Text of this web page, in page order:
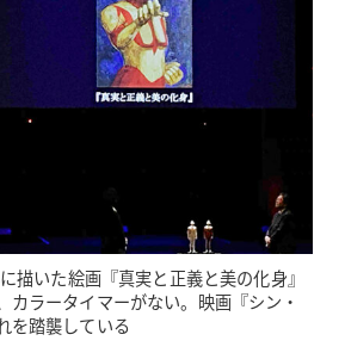
描いた絵画『真実と正義と美の化身』
カラータイマーがない。映画『シン・
を踏襲している